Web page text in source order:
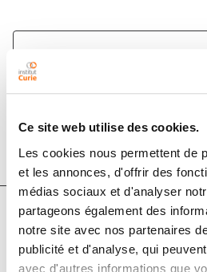
Ce site web utilise des cookies.
Les cookies nous permettent de
et les annonces, d'offrir des
médias sociaux et d'analyser
partageons également des
notre site avec nos partenaires
publicité et d'analyse, qui
avec d'autres informations que
Annals of Oncology
DOI :10.1093/annonc/
Auteurs